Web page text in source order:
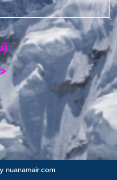
)
nuanamair.com